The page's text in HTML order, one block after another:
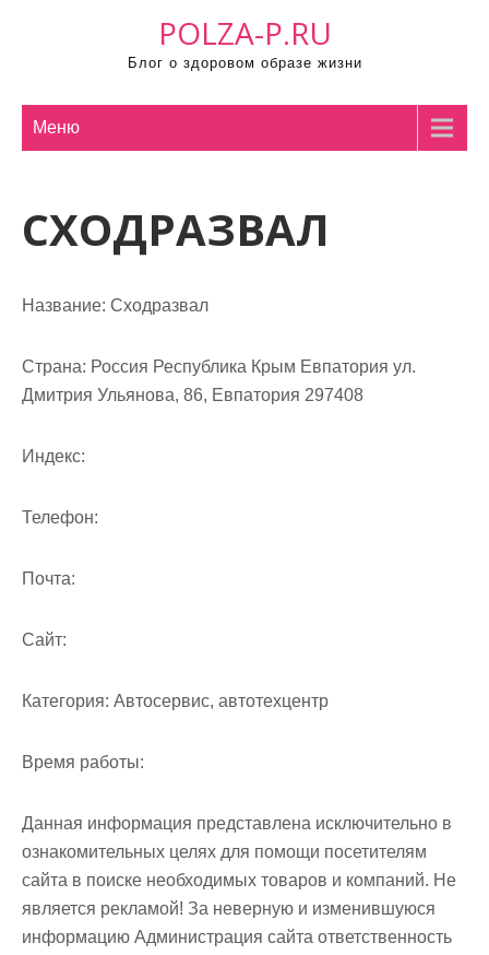
POLZA-P.RU
Блог о здоровом образе жизни
Меню
СХОДРАЗВАЛ
Название: Сходразвал
Страна: Россия Республика Крым Евпатория ул.
Дмитрия Ульянова, 86, Евпатория 297408
Индекс:
Телефон:
Почта:
Cайт:
Категория: Автосервис, автотехцентр
Время работы:
Данная информация представлена исключительно в
ознакомительных целях для помощи посетителям
сайта в поиске необходимых товаров и компаний. Не
является рекламой! За неверную и изменившуюся
информацию Администрация сайта ответственность